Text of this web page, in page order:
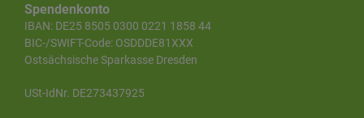
Spendenkonto
IBAN: DE25 8505 0300 0221 1858 44
BIC-/SWIFT-Code: OSDDDE81XXX
Ostsächsische Sparkasse Dresden
USt-IdNr. DE273437925